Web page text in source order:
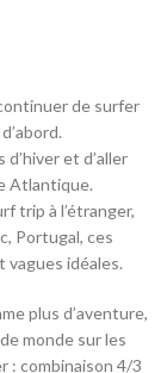
de surfer
et d’aller
Atlantique.
trip à l’étranger,
Portugal, ces
idéales.
plus d’aventure,
monde sur les
: combinaison 4/3